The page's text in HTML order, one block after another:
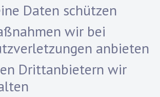
Daten schützen
wir bei
anbieten
Drittanbietern wir